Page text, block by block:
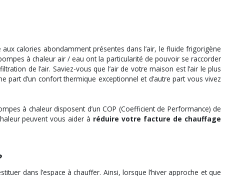
calories abondamment présentes dans l’air, le fluide frigorigène
à chaleur air / eau ont la particularité de pouvoir se raccorder
de l’air. Saviez-vous que l’air de votre maison est l’air le plus
d’un confort thermique exceptionnel et d’autre part vous vivez
à chaleur disposent d’un COP (Coefficient de Performance) de
peuvent vous aider à réduire votre facture de chauffage
dans l’espace à chauffer. Ainsi, lorsque l’hiver approche et que